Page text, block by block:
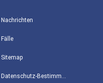
Nachrichten
Fälle
Sitemap
Datenschutz-Bestimmungen